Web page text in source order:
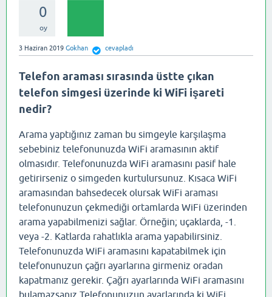
0
oy
3 Haziran 2019 Gokhan cevapladı
Telefon araması sırasında üstte çıkan
telefon simgesi üzerinde ki WiFi işareti
nedir?
Arama yaptığınız zaman bu simgeyle karşılaşma
sebebiniz telefonunuzda WiFi aramasının aktif
olmasıdır. Telefonunuzda WiFi aramasını pasif hale
getirirseniz o simgeden kurtulursunuz. Kısaca WiFi
aramasından bahsedecek olursak WiFi araması
telefonunuzun çekmediği ortamlarda WiFi üzerinden
arama yapabilmenizi sağlar. Örneğin; uçaklarda, -1.
veya -2. Katlarda rahatlıkla arama yapabilirsiniz.
Telefonunuzda WiFi aramasını kapatabilmek için
telefonunuzun çağrı ayarlarına girmeniz oradan
kapatmanız gerekir. Çağrı ayarlarında WiFi aramasını
bulamazsanız Telefonunuzun ayarlarında ki WiFi